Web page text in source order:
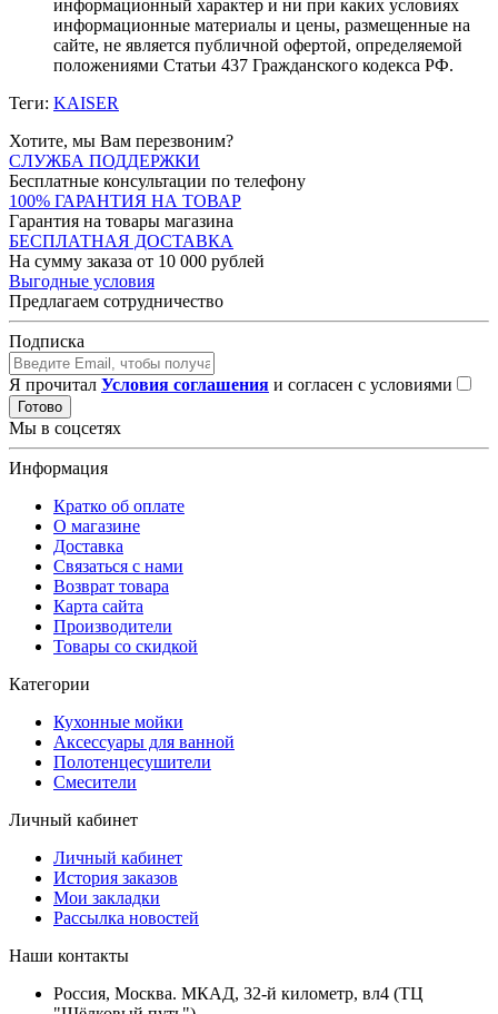
информационный характер и ни при каких условиях
информационные материалы и цены, размещенные на
сайте, не является публичной офертой, определяемой
положениями Статьи 437 Гражданского кодекса РФ.
Теги: KAISER
Хотите, мы Вам перезвоним?
СЛУЖБА ПОДДЕРЖКИ
Бесплатные консультации по телефону
100% ГАРАНТИЯ НА ТОВАР
Гарантия на товары магазина
БЕСПЛАТНАЯ ДОСТАВКА
На сумму заказа от 10 000 рублей
Выгодные условия
Предлагаем сотрудничество
Подписка
Я прочитал Условия соглашения и согласен с условиями
Готово
Мы в соцсетях
Информация
Кратко об оплате
О магазине
Доставка
Связаться с нами
Возврат товара
Карта сайта
Производители
Товары со скидкой
Категории
Кухонные мойки
Аксессуары для ванной
Полотенцесушители
Смесители
Личный кабинет
Личный кабинет
История заказов
Мои закладки
Рассылка новостей
Наши контакты
Россия, Москва. МКАД, 32-й километр, вл4 (ТЦ